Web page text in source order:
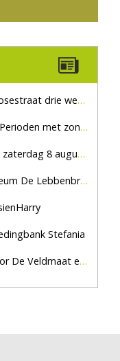
voor doorgaand verkeer
met zon en droog
marktplein Haaksbergen
De Lebbenbrugge
Stefania
en De Pas